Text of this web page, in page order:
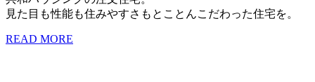
見た目も性能も住みやすさもとことんこだわった住宅を。
READ MORE